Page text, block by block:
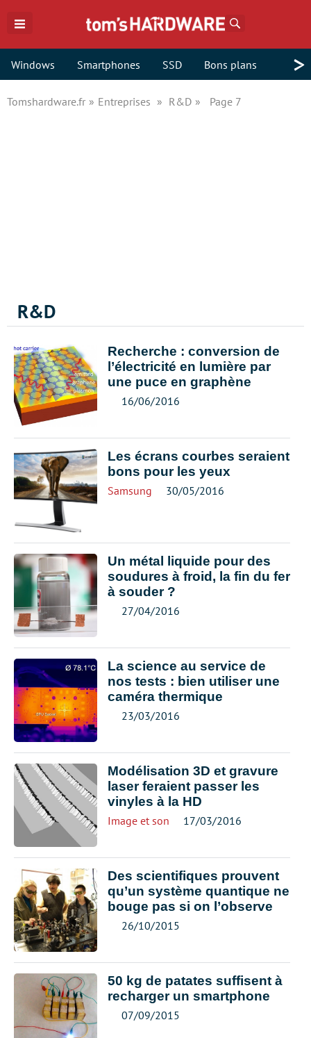
Windows Smartphones SSD Bons plans >
Tomshardware.fr Entreprises R&D Page 7
R&D
Recherche : conversion de
l’électricité en lumière par
une puce en graphène
16/06/2016
Les écrans courbes seraient
bons pour les yeux
Samsung 30/05/2016
Un métal liquide pour des
soudures à froid, la fin du fer
à souder ?
27/04/2016
La science au service de
nos tests : bien utiliser une
caméra thermique
23/03/2016
Modélisation 3D et gravure
laser feraient passer les
vinyles à la HD
Image et son 17/03/2016
Des scientifiques prouvent
qu’un système quantique ne
bouge pas si on l’observe
26/10/2015
50 kg de patates suffisent à
recharger un smartphone
07/09/2015